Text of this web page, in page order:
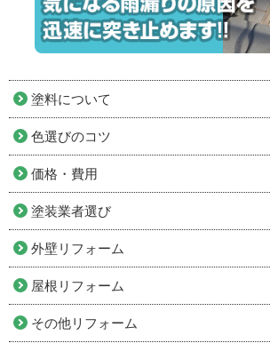
塗料について
色選びのコツ
価格・費用
塗装業者選び
外壁リフォーム
屋根リフォーム
その他リフォーム